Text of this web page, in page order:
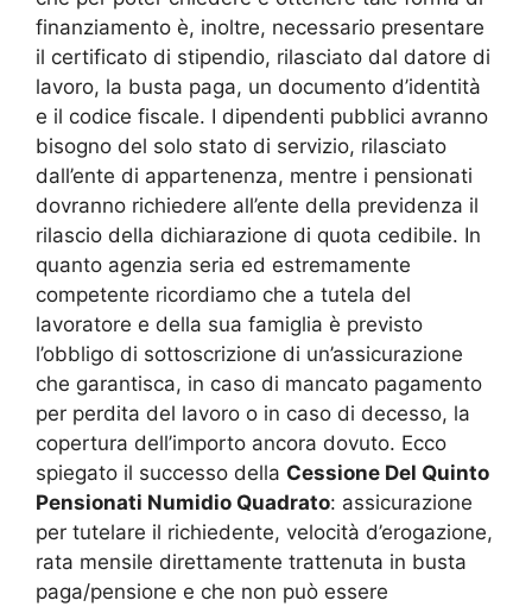
finanziamento è, inoltre, necessario presentare
il certificato di stipendio, rilasciato dal datore di
lavoro, la busta paga, un documento d’identità
e il codice fiscale. I dipendenti pubblici avranno
bisogno del solo stato di servizio, rilasciato
dall’ente di appartenenza, mentre i pensionati
dovranno richiedere all’ente della previdenza il
rilascio della dichiarazione di quota cedibile. In
quanto agenzia seria ed estremamente
competente ricordiamo che a tutela del
lavoratore e della sua famiglia è previsto
l’obbligo di sottoscrizione di un’assicurazione
che garantisca, in caso di mancato pagamento
per perdita del lavoro o in caso di decesso, la
copertura dell’importo ancora dovuto. Ecco
spiegato il successo della Cessione Del Quinto
Pensionati Numidio Quadrato: assicurazione
per tutelare il richiedente, velocità d’erogazione,
rata mensile direttamente trattenuta in busta
paga/pensione e che non può essere